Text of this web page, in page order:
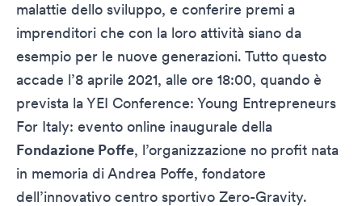
malattie dello sviluppo, e conferire premi a
imprenditori che con la loro attività siano da
esempio per le nuove generazioni. Tutto questo
accade l’8 aprile 2021, alle ore 18:00, quando è
prevista laYEI Conference: Young Entrepreneurs
For Italy: evento online inaugurale della
Fondazione Poffe, l’organizzazione no profit nata
in memoria di Andrea Poffe, fondatore
dell’innovativo centro sportivo Zero-Gravity.